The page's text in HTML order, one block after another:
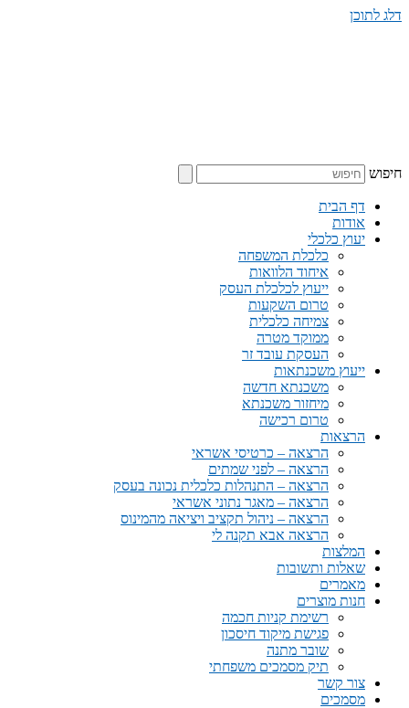
דלג לתוכן
חיפוש
דף הבית
אודות
יעוץ כלכלי
כלכלת המשפחה
איחוד הלוואות
ייעוץ לכלכלת העסק
טרום השקעות
צמיחה כלכלית
ממוקד מטרה
העסקת עובד זר
ייעוץ משכנתאות
משכנתא חדשה
מיחזור משכנתא
טרום רכישה
הרצאות
הרצאה – כרטיסי אשראי
הרצאה – לפני שמתים
הרצאה – התנהלות כלכלית נכונה בעסק
הרצאה – מאגר נתוני אשראי
הרצאה – ניהול תקציב ויציאה מהמינוס
הרצאה אבא תקנה לי
המלצות
שאלות ותשובות
מאמרים
חנות מוצרים
רשימת קניות חכמה
פגישת מיקוד חיסכון
שובר מתנה
תיק מסמכים משפחתי
צור קשר
מסמכים